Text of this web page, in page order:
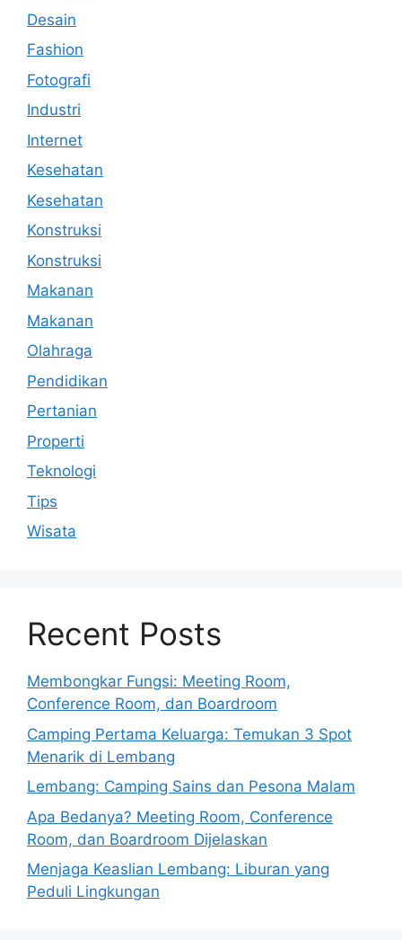
Desain
Fashion
Fotografi
Industri
Internet
Kesehatan
Kesehatan
Konstruksi
Konstruksi
Makanan
Makanan
Olahraga
Pendidikan
Pertanian
Properti
Teknologi
Tips
Wisata
Recent Posts
Membongkar Fungsi: Meeting Room,
Conference Room, dan Boardroom
Camping Pertama Keluarga: Temukan 3 Spot
Menarik di Lembang
Lembang: Camping Sains dan Pesona Malam
Apa Bedanya? Meeting Room, Conference
Room, dan Boardroom Dijelaskan
Menjaga Keaslian Lembang: Liburan yang
Peduli Lingkungan